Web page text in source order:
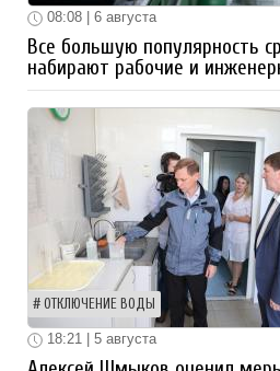
08:08 | 6 августа
Все большую популярность
набирают рабочие и
ОТКЛЮЧЕНИЕ ВОДЫ
18:21 | 5 августа